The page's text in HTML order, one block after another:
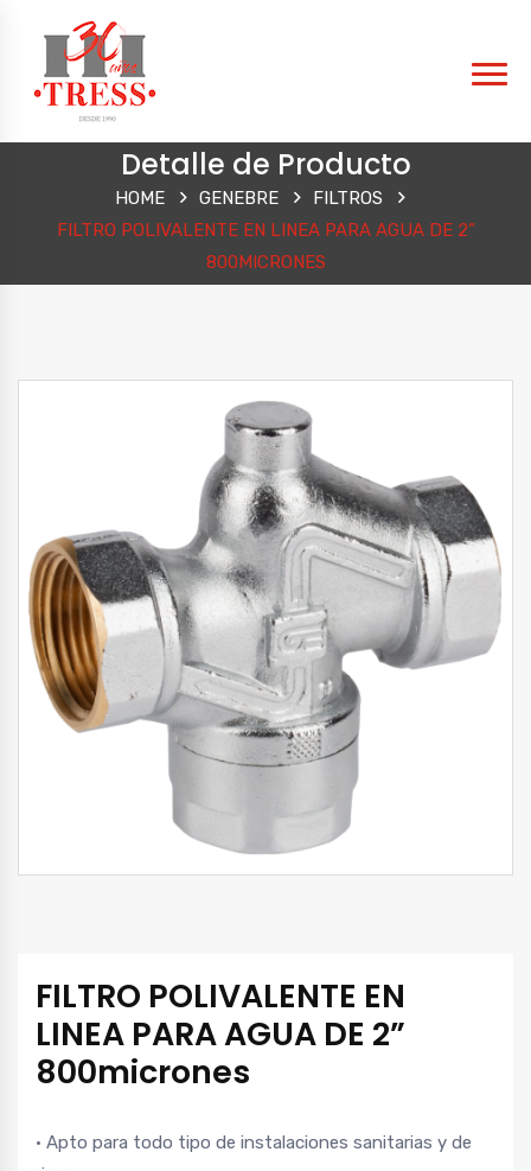
Detalle de Producto
HOME GENEBRE
FILTROS
FILTRO POLIVALENTE EN LINEA PARA AGUA DE 2”
800MICRONES
FILTRO POLIVALENTE EN
LINEA PARA AGUA DE 2”
800micrones
• Apto para todo tipo de instalaciones sanitarias y de